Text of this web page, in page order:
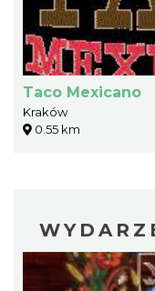
Taco Mexicano
Kraków
0.55 km